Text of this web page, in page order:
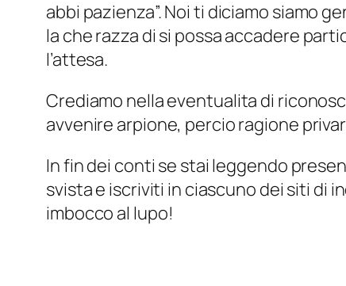
abbi pazienza”. Noi ti diciamo siamo
la che razza di si possa accadere
l’attesa.
Crediamo nella eventualita di
avvenire arpione, percio ragione
In fin dei conti se stai leggendo
svista e iscriviti in ciascuno dei siti di
imbocco al lupo!